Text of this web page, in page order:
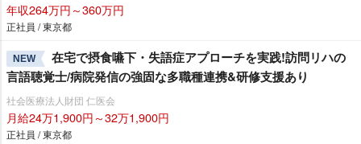
年収264万円～360万円
正社員 / 東京都
NEW
在宅で摂食嚥下・失語症アプローチを実践!訪問リハの
言語聴覚士/病院発信の強固な多職種連携&研修支援あり
社会医療法人財団 仁医会
月給24万1,900円～32万1,900円
正社員 / 東京都